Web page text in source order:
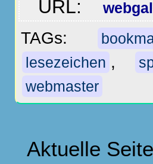
URL:
TAGs:
lesezeichen ,
webmaster
Aktuelle